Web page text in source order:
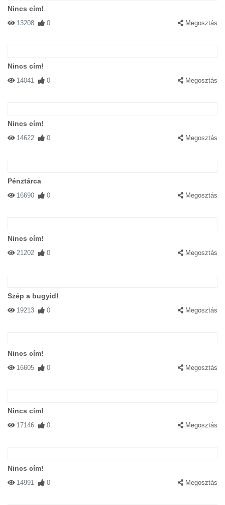
Nincs cím!
13208 0 Megosztás
Nincs cím!
14041 0 Megosztás
Nincs cím!
14622 0 Megosztás
Pénztárca
16690 0 Megosztás
Nincs cím!
21202 0 Megosztás
Szép a bugyid!
19213 0 Megosztás
Nincs cím!
16605 0 Megosztás
Nincs cím!
17146 0 Megosztás
Nincs cím!
14991 0 Megosztás